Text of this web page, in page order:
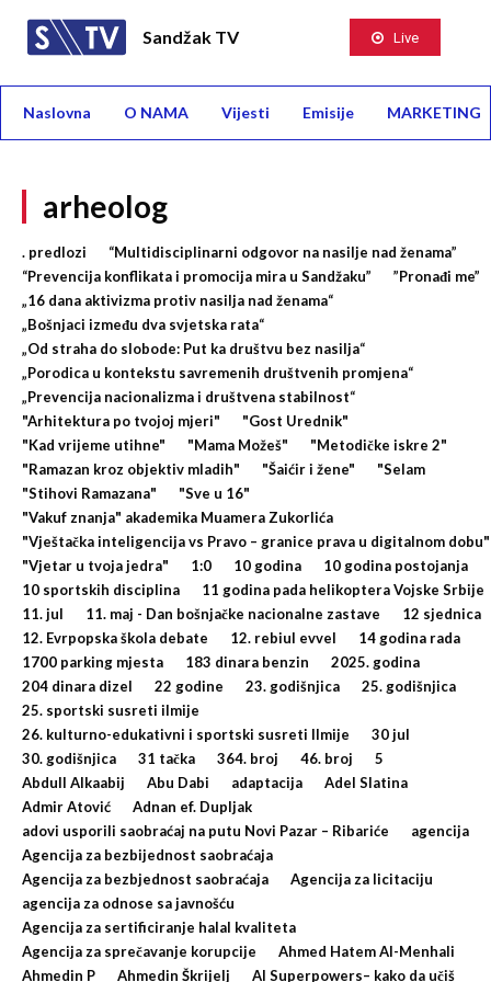
Sandžak TV Live
Naslovna O NAMA Vijesti Emisije MARKETING
arheolog
. predlozi
“Multidisciplinarni odgovor na nasilje nad ženama”
“Prevencija konflikata i promocija mira u Sandžaku”
”Pronađi me”
„16 dana aktivizma protiv nasilja nad ženama“
„Bošnjaci između dva svjetska rata“
„Od straha do slobode: Put ka društvu bez nasilja“
„Porodica u kontekstu savremenih društvenih promjena“
„Prevencija nacionalizma i društvena stabilnost“
"Arhitektura po tvojoj mjeri"
"Gost Urednik"
"Kad vrijeme utihne"
"Mama Možeš"
"Metodičke iskre 2"
"Ramazan kroz objektiv mladih"
"Šaićir i žene"
"Selam
"Stihovi Ramazana"
"Sve u 16"
"Vakuf znanja" akademika Muamera Zukorlića
"Vještačka inteligencija vs Pravo – granice prava u digitalnom dobu"
"Vjetar u tvoja jedra"
1:0 10 godina
10 godina postojanja
10 sportskih disciplina
11 godina pada helikoptera Vojske Srbije
11. jul
11. maj - Dan bošnjačke nacionalne zastave
12 sjednica
12. Evrpopska škola debate
12. rebiul evvel
14 godina rada
1700 parking mjesta
183 dinara benzin
2025. godina
204 dinara dizel
22 godine 23. godišnjica
25. godišnjica
25. sportski susreti ilmije
26. kulturno-edukativni i sportski susreti Ilmije
30 jul
30. godišnjica
31 tačka 364. broj 46. broj
5
Abdull Alkaabij
Abu Dabi adaptacija
Adel Slatina
Admir Atović
Adnan ef. Dupljak
adovi usporili saobraćaj na putu Novi Pazar – Ribariće
agencija
Agencija za bezbijednost saobraćaja
Agencija za bezbjednost saobraćaja
Agencija za licitaciju
agencija za odnose sa javnošću
Agencija za sertificiranje halal kvaliteta
Agencija za sprečavanje korupcije
Ahmed Hatem Al-Menhali
Ahmedin P
Ahmedin Škrijelj AI Superpowers– kako da učiš